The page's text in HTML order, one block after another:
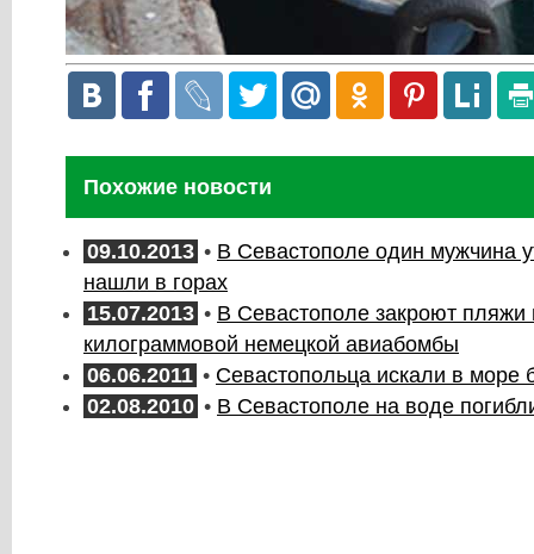
Похожие новости
09.10.2013 • В Севастополе один мужчина
нашли в горах
15.07.2013 • В Севастополе закроют пляжи
килограммовой немецкой авиабомбы
06.06.2011 • Севастопольца искали в море
02.08.2010 • В Севастополе на воде